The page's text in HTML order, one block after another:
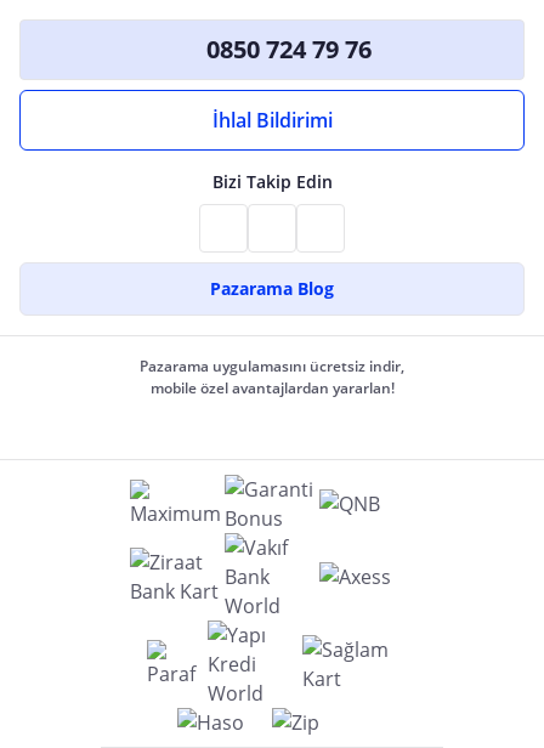
0850 724 79 76
İhlal Bildirimi
Bizi Takip Edin
Pazarama Blog
Pazarama uygulamasını ücretsiz indir,
mobile özel avantajlardan yararlan!